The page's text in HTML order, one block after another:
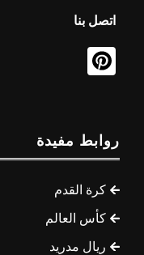
اتصل بنا
روابط مفيدة
كرة القدم
كأس العالم
ريال مدريد